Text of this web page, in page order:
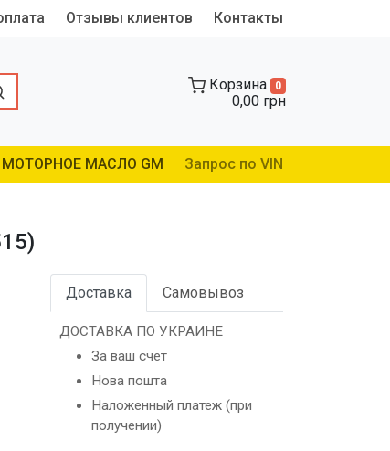
Отзывы клиентов Контакты
Корзина 0
0,00 грн
МОТОРНОЕ МАСЛО GM Запрос по VIN
Доставка Самовывоз
ДОСТАВКА ПО УКРАИНЕ
За ваш счет
Нова пошта
Наложенный платеж (при
получении)